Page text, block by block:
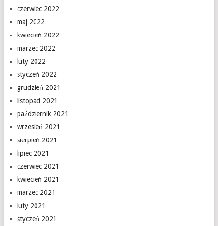
czerwiec 2022
maj 2022
kwiecień 2022
marzec 2022
luty 2022
styczeń 2022
grudzień 2021
listopad 2021
październik 2021
wrzesień 2021
sierpień 2021
lipiec 2021
czerwiec 2021
kwiecień 2021
marzec 2021
luty 2021
styczeń 2021